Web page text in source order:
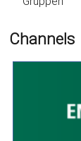
Channels